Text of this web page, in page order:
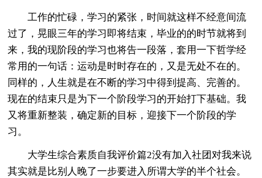
工作的忙碌，学习的紧张，时间就这样不经意间流
过了，晃眼三年的学习即将结束，毕业的的时节就将到
来，我的现阶段的学习也将告一段落，套用一下哲学经
常用的一句话：运动是时时存在的，又是无处不在的。
同样的，人生就是在不断的学习中得到提高、完善的。
现在的结束只是为下一个阶段学习的开始打下基础。我
又将重新整装，确定新的目标，迎接下一个阶段的学
习。
大学生综合素质自我评价篇2没有加入社团对我来说
其实就是比别人晚了一步要进入所谓大学的半个社会。